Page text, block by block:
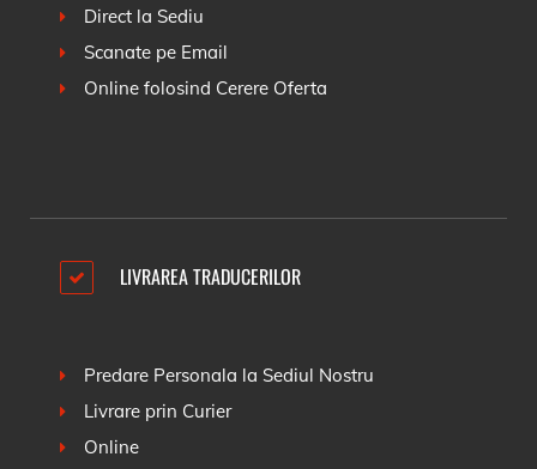
Direct la Sediu
Scanate pe Email
Online folosind Cerere Oferta
LIVRAREA TRADUCERILOR
Predare Personala la Sediul Nostru
Livrare prin Curier
Online